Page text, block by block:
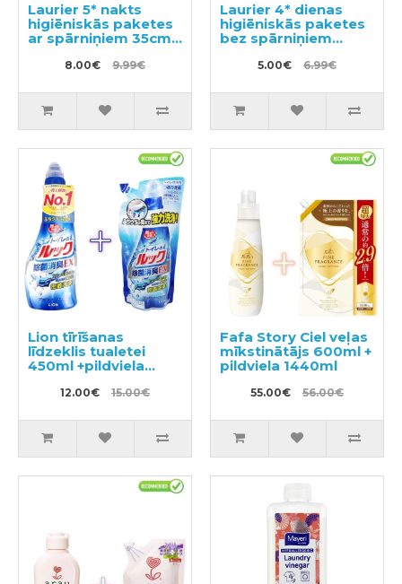
Laurier 5* nakts
higiēniskās paketes
ar spārniņiem 35cm
8.00€ 9.99€
Laurier 4* dienas
higiēniskās paketes
bez spārniņiem
20,5cm 30gab
5.00€ 6.99€
Lion tīrīšanas
līdzeklis tualetei
450ml +pildviela
12.00€ 15.00€
Fafa Story Ciel veļas
mīkstinātājs 600ml +
pildviela 1440ml
55.00€ 56.00€